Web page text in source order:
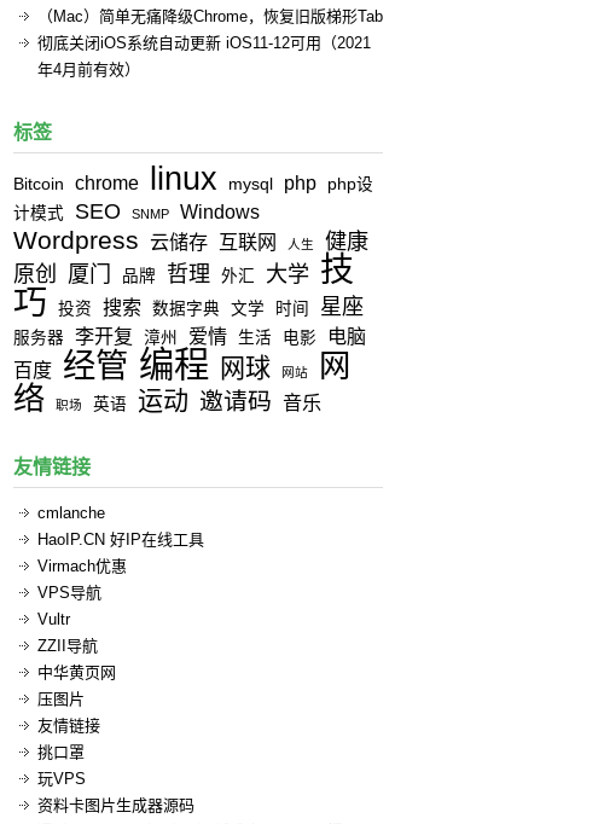
（Mac）简单无痛降级Chrome，恢复旧版梯形Tab
彻底关闭iOS系统自动更新 iOS11-12可用（2021
年4月前有效）
标签
Bitcoin chrome linux mysql php
php设
计模式
SEO SNMP Windows
Wordpress 云储存 互联网 人生
健康
原创
厦门 品牌 哲理 外汇 大学 技
巧
投资 搜索 数据字典 文学 时间 星座
服务器 李开复 漳州 爱情 生活 电影
电脑
百度 经管 编程 网球 网站
网
络
职场 英语 运动 邀请码 音乐
友情链接
cmlanche
HaoIP.CN 好IP在线工具
Virmach优惠
VPS导航
Vultr
ZZII导航
中华黄页网
压图片
友情链接
挑口罩
玩VPS
资料卡图片生成器源码